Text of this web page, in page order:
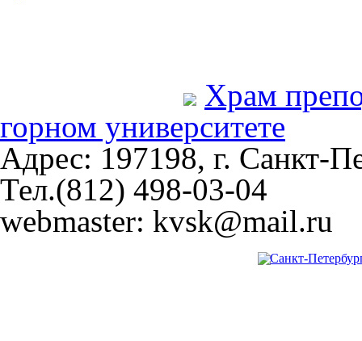
Храм
горном университете
Адрес: 197198, г. Санкт-
Тел.(812) 498-03-04
webmaster: kvsk@mail.ru